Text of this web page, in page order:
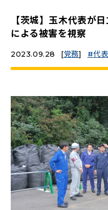
こくみんうさぎの部屋
Go!Go!こくみんストア（
こくみんオンラインスク
国民民主党学生部（新し
二次創作ガイドライン（
プライバシーポリシー
特定商取引法に基づく表
【茨城】玉木代表が
による被害を視察
2023.09.28 [党務] 代表